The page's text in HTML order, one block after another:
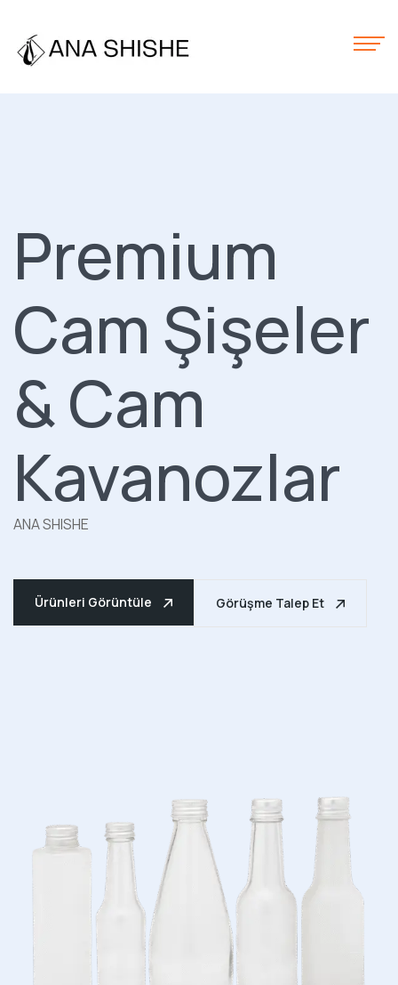
Premium
Cam Şişeler
& Cam
Kavanozlar
ANA SHISHE
Ürünleri Görüntüle Görüşme Talep Et